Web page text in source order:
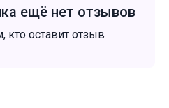
ещё нет отзывов
кто оставит отзыв